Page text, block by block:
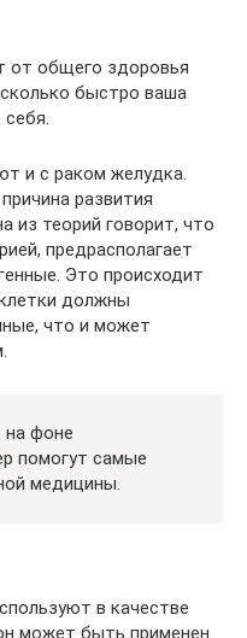
от общего здоровья
быстро ваша
и с раком желудка.
развития
из теорий говорит, что
предрасполагает
Это происходит
должны
что и может
на фоне
помогут самые
медицины.
в качестве
может быть применен